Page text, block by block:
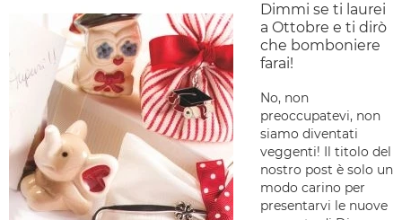
Dimmi se ti laurei
a Ottobre e ti dirò
che bomboniere
farai!
No, non
preoccupatevi, non
siamo diventati
veggenti! Il titolo del
nostro post è solo un
modo carino per
presentarvi le nuove